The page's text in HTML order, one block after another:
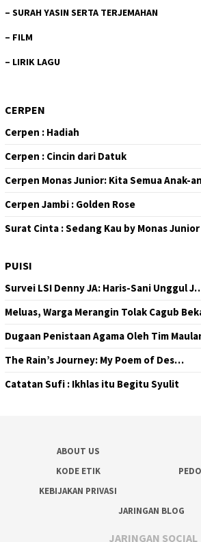
– SURAH YASIN SERTA TERJEMAHAN
– FILM
– LIRIK LAGU
CERPEN
Cerpen : Hadiah
Cerpen : Cincin dari Datuk
Cerpen Monas Junior: Kita Semua Anak-
Cerpen Jambi : Golden Rose
Surat Cinta : Sedang Kau by Monas Junior
PUISI
Survei LSI Denny JA: Haris-Sani Unggul
Meluas, Warga Merangin Tolak Cagub
Dugaan Penistaan Agama Oleh Tim
The Rain’s Journey: My Poem of Des…
Catatan Sufi : Ikhlas itu Begitu Syulit
ABOUT US
KODE ETIK
KEBIJAKAN PRIVASI
JARINGAN BLOG
JARINGAN SOCIAL